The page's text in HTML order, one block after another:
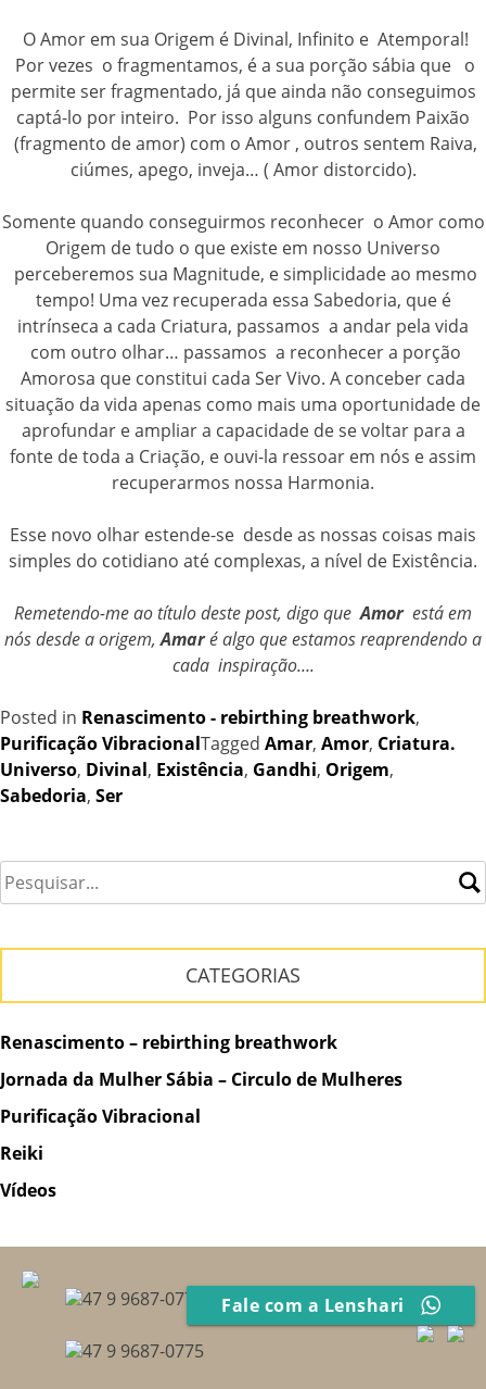
O Amor em sua Origem é Divinal, Infinito e Atemporal!
Por vezes o fragmentamos, é a sua porção sábia que o
permite ser fragmentado, já que ainda não conseguimos
captá-lo por inteiro. Por isso alguns confundem Paixão
(fragmento de amor) com o Amor , outros sentem Raiva,
ciúmes, apego, inveja… ( Amor distorcido).
Somente quando conseguirmos reconhecer o Amor como
Origem de tudo o que existe em nosso Universo
perceberemos sua Magnitude, e simplicidade ao mesmo
tempo! Uma vez recuperada essa Sabedoria, que é
intrínseca a cada Criatura, passamos a andar pela vida
com outro olhar… passamos a reconhecer a porção
Amorosa que constitui cada Ser Vivo. A conceber cada
situação da vida apenas como mais uma oportunidade de
aprofundar e ampliar a capacidade de se voltar para a
fonte de toda a Criação, e ouvi-la ressoar em nós e assim
recuperarmos nossa Harmonia.
Esse novo olhar estende-se desde as nossas coisas mais
simples do cotidiano até complexas, a nível de Existência.
Remetendo-me ao título deste post, digo que Amorestá em
nós desde a origem,Amaré algo que estamos reaprendendo a
cada inspiração….
Posted in Renascimento - rebirthing breathwork,
Purificação VibracionalTagged Amar, Amor, Criatura.
Universo, Divinal, Existência, Gandhi, Origem,
Sabedoria, Ser
CATEGORIAS
Renascimento – rebirthing breathwork
Jornada da Mulher Sábia – Circulo de Mulheres
Purificação Vibracional
Reiki
Vídeos
47 9 9687-0775
47 9 9687-0775
Fale com a Lenshari